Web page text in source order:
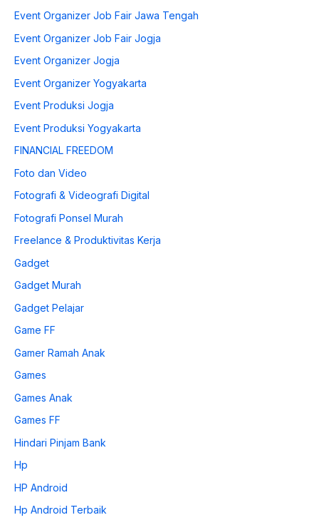
Event Organizer Job Fair Jawa Tengah
Event Organizer Job Fair Jogja
Event Organizer Jogja
Event Organizer Yogyakarta
Event Produksi Jogja
Event Produksi Yogyakarta
FINANCIAL FREEDOM
Foto dan Video
Fotografi & Videografi Digital
Fotografi Ponsel Murah
Freelance & Produktivitas Kerja
Gadget
Gadget Murah
Gadget Pelajar
Game FF
Gamer Ramah Anak
Games
Games Anak
Games FF
Hindari Pinjam Bank
Hp
HP Android
Hp Android Terbaik